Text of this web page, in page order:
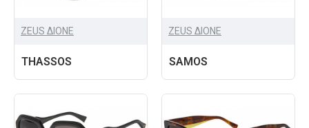
ZEUS ΔIONE
THASSOS
ZEUS ΔIONE
SAMOS